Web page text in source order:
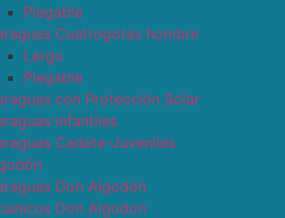
Plegable
Cuatrogotas hombre
Largo
Plegable
con Protección Solar
infantiles
Cadete-Juveniles
Don Algodón
Don Algodon